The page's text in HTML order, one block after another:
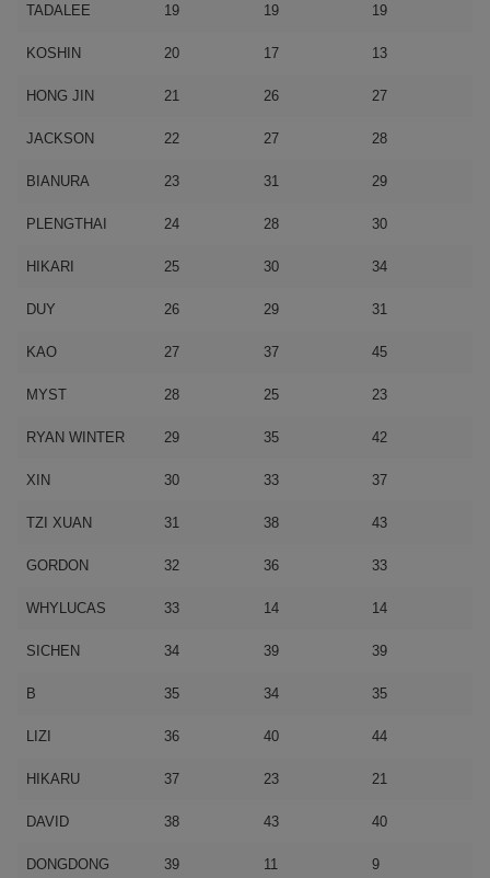
TADALEE 19 19 19
KOSHIN 20 17 13
HONG JIN 21 26 27
JACKSON 22 27 28
BIANURA 23 31 29
PLENGTHAI 24 28 30
HIKARI 25 30 34
DUY 26 29 31
KAO 27 37 45
MYST 28 25 23
RYAN WINTER 29 35 42
XIN 30 33 37
TZI XUAN 31 38 43
GORDON 32 36 33
WHYLUCAS 33 14 14
SICHEN 34 39 39
B 35 34 35
LIZI 36 40 44
HIKARU 37 23 21
DAVID 38 43 40
DONGDONG 39 11 9